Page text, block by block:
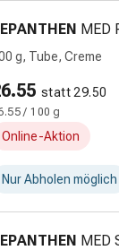
MED
g, Tube, Creme
statt 29.50
/ 100 g
Online-Aktion
Nur Abholen möglich
MED